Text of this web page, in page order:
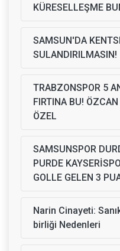
KÜRESELLEŞME
SAMSUN'DA
SULANDIRILMASIN!
TRABZONSPOR 5
FIRTINA BU!
ÖZEL
SAMSUNSPOR
PURDE
GOLLE GELEN 3
Narin Cinayeti:
birliği Nedenleri